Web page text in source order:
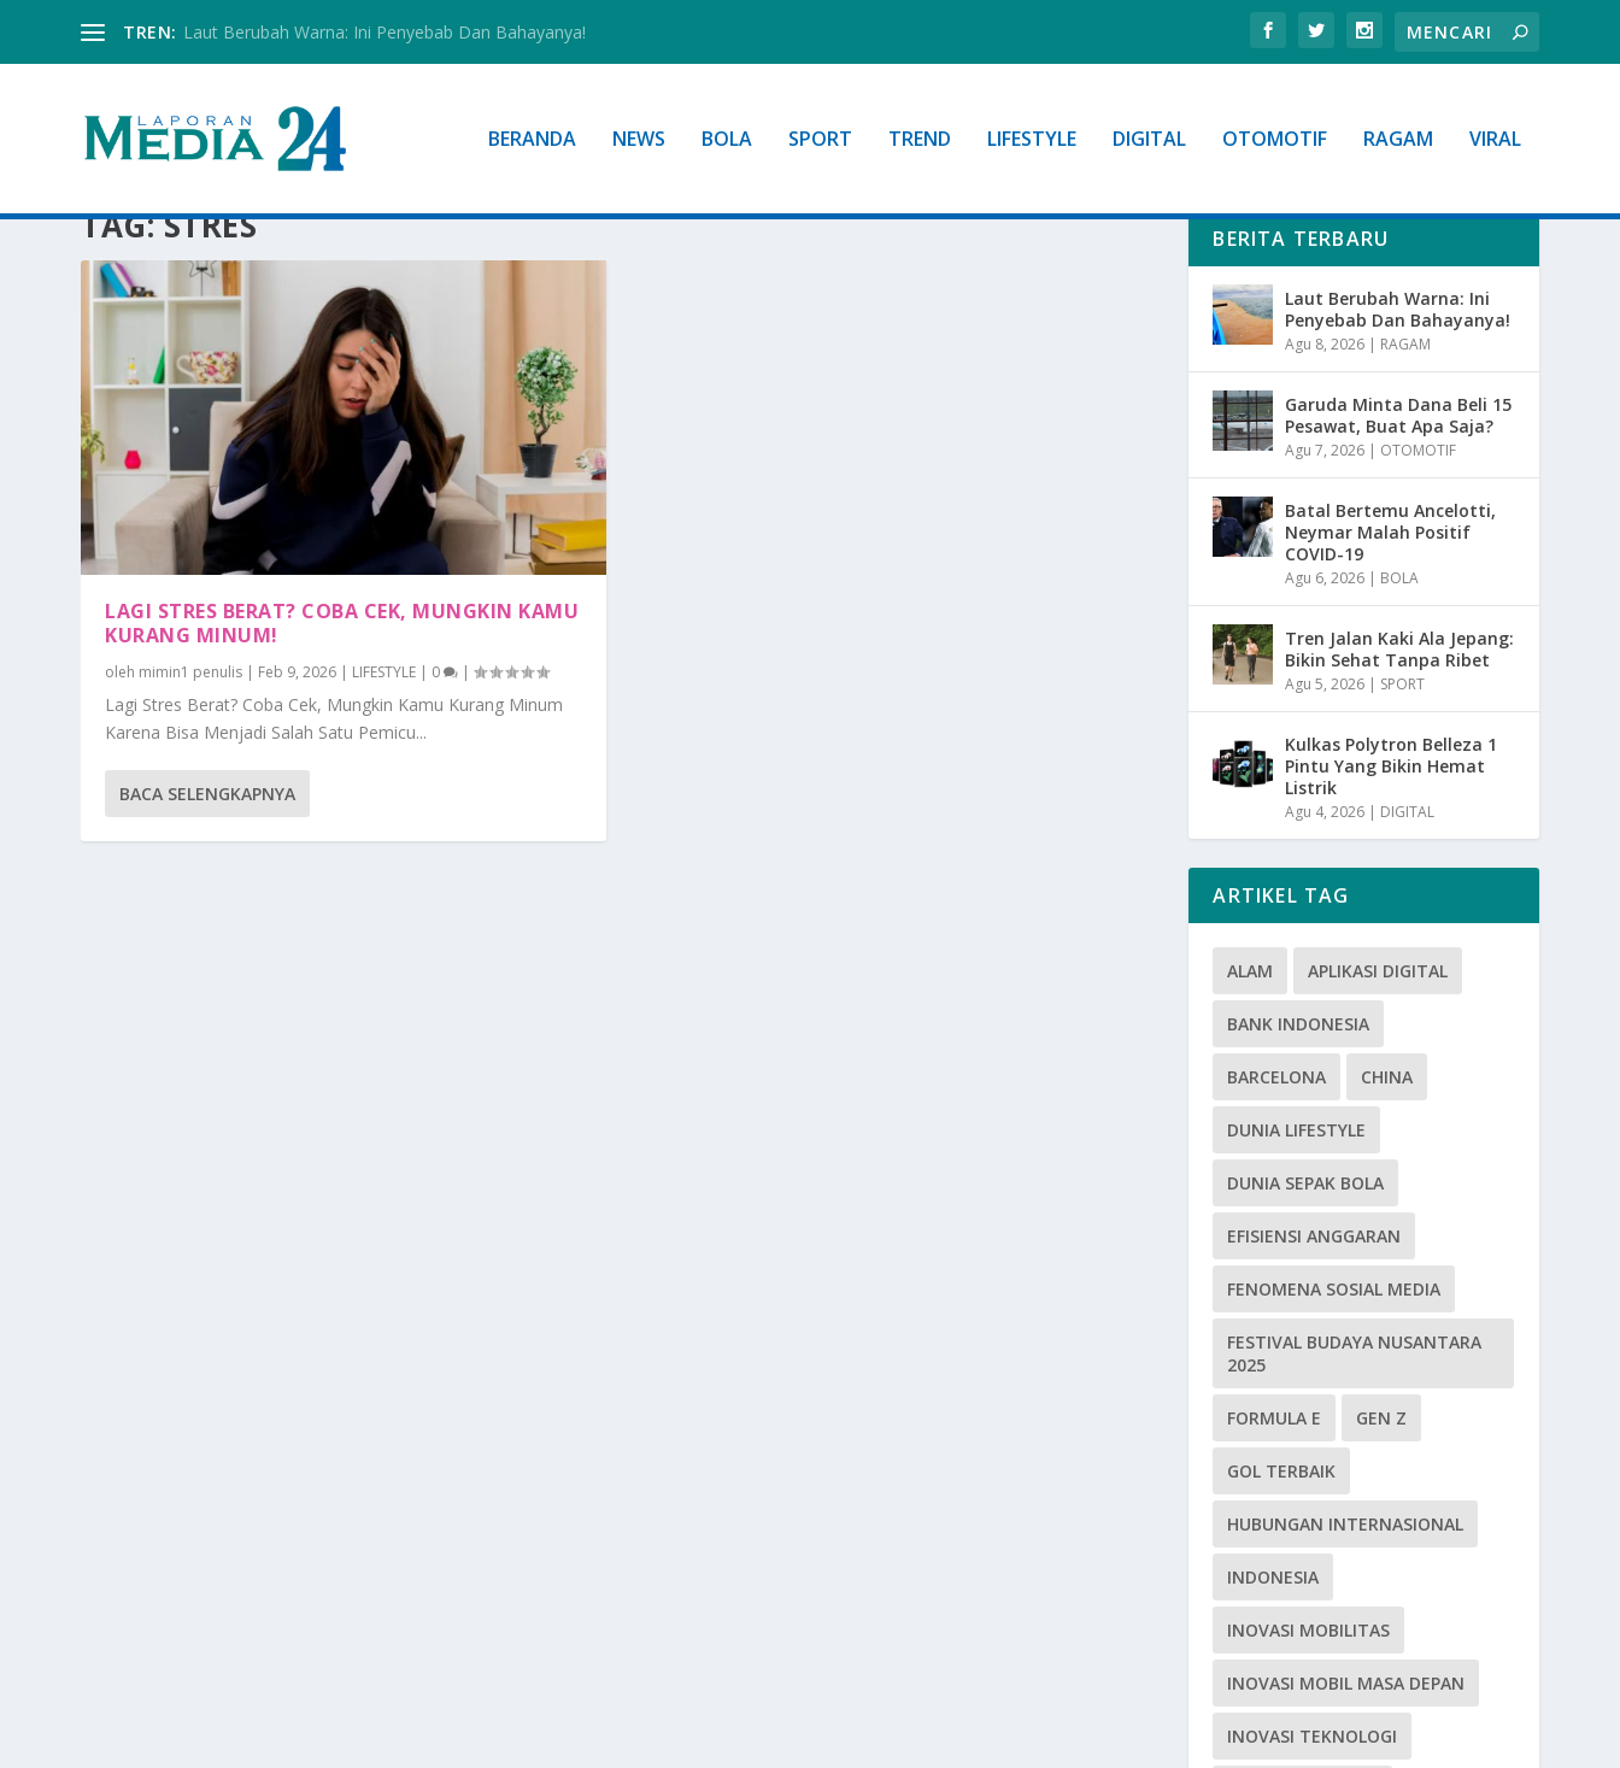
TREN: Laut Berubah Warna: Ini Penyebab Dan Bahayanya!
BERANDA NEWS BOLA SPORT TREND LIFESTYLE DIGITAL OTOMOTIF RAGAM VIRAL
TAG:STRES
LAGI STRES BERAT? COBA CEK, MUNGKIN KAMU
KURANG MINUM!
oleh mimin1 penulis | Feb 9, 2026 | LIFESTYLE | 0 |
Lagi Stres Berat? Coba Cek, Mungkin Kamu Kurang Minum
Karena Bisa Menjadi Salah Satu Pemicu...
BACA SELENGKAPNYA
BERITA TERBARU
Laut Berubah Warna: Ini
Penyebab Dan Bahayanya!
Agu 8, 2026 | RAGAM
Garuda Minta Dana Beli 15
Pesawat, Buat Apa Saja?
Agu 7, 2026 | OTOMOTIF
Batal Bertemu Ancelotti,
Neymar Malah Positif
COVID-19
Agu 6, 2026 | BOLA
Tren Jalan Kaki Ala Jepang:
Bikin Sehat Tanpa Ribet
Agu 5, 2026 | SPORT
Kulkas Polytron Belleza 1
Pintu Yang Bikin Hemat
Listrik
Agu 4, 2026 | DIGITAL
ARTIKEL TAG
ALAM APLIKASI DIGITAL
BANK INDONESIA
BARCELONA CHINA
DUNIA LIFESTYLE
DUNIA SEPAK BOLA
EFISIENSI ANGGARAN
FENOMENA SOSIAL MEDIA
FESTIVAL BUDAYA NUSANTARA
2025
FORMULA E GEN Z
GOL TERBAIK
HUBUNGAN INTERNASIONAL
INDONESIA
INOVASI MOBILITAS
INOVASI MOBIL MASA DEPAN
INOVASI TEKNOLOGI